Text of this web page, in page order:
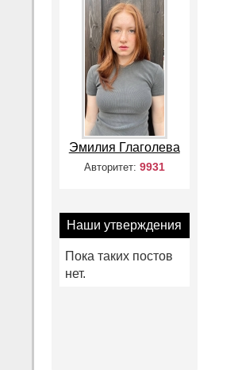
Эмилия Глаголева
Авторитет: 9931
Наши утверждения
Пока таких постов
нет.